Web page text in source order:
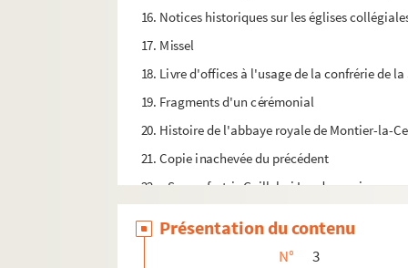
16. Notices historiques sur les églises
17. Missel
18. Livre d'offices à l'usage de la confrérie de
19. Fragments d'un cérémonial
20. Histoire de l'abbaye royale de Montier-la-
21. Copie inachevée du précédent
22. « Sermo fratris Guillelmi Lugdunensis super
24. Office du Saint Sacrement. Incomplet
Présentation du contenu
N°
3